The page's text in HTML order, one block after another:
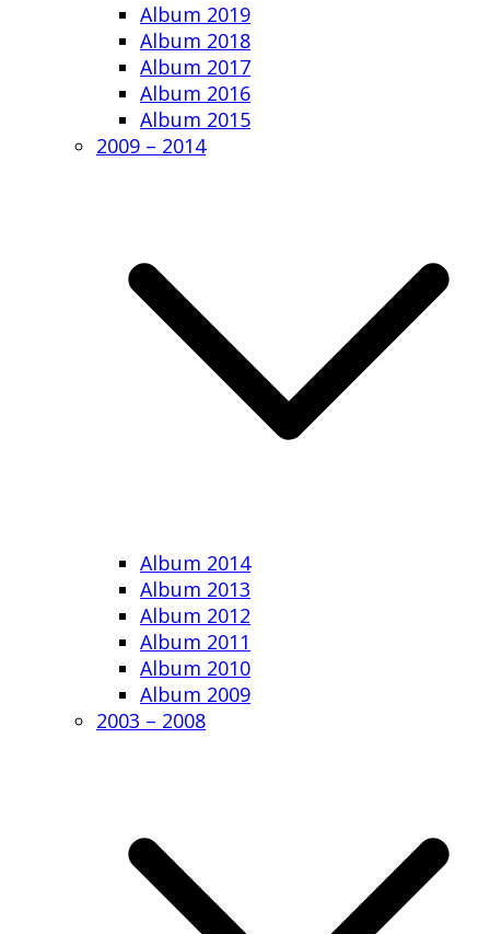
Album 2019
Album 2018
Album 2017
Album 2016
Album 2015
2009 – 2014
Album 2014
Album 2013
Album 2012
Album 2011
Album 2010
Album 2009
2003 – 2008